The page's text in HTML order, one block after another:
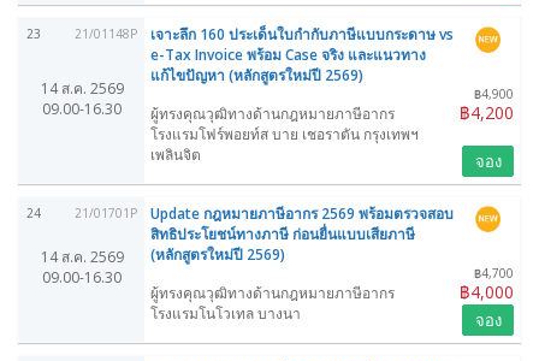
23 21/01148P
14 ส.ค. 2569
09.00-16.30
เจาะลึก 160 ประเด็นใบกำกับภาษีแบบกระดาษ vs
e-Tax Invoice พร้อม Case จริง และแนวทาง
แก้ไขปัญหา (หลักสูตรใหม่ปี 2569)
฿4,900
฿4,200
ผู้ทรงคุณวุฒิทางด้านกฎหมายภาษีอากร
โรงแรมโฟร์พอยท์ส บาย เชอราตัน กรุงเทพฯ
เพลินจิต
จอง
24 21/01701P
14 ส.ค. 2569
09.00-16.30
Update กฎหมายภาษีอากร 2569 พร้อมตรวจสอบ
สิทธิประโยชน์ทางภาษี ก่อนยื่นแบบเสียภาษี
(หลักสูตรใหม่ปี 2569)
฿4,700
฿4,000
ผู้ทรงคุณวุฒิทางด้านกฎหมายภาษีอากร
โรงแรมโนโวเทล บางนา
จอง